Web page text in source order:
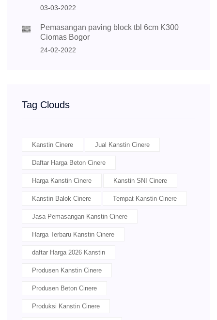
03-03-2022
Pemasangan paving block tbl 6cm K300
Ciomas Bogor
24-02-2022
Tag Clouds
Kanstin Cinere Jual Kanstin Cinere
Daftar Harga Beton Cinere
Harga Kanstin Cinere Kanstin SNI Cinere
Kanstin Balok Cinere Tempat Kanstin Cinere
Jasa Pemasangan Kanstin Cinere
Harga Terbaru Kanstin Cinere
daftar Harga 2026 Kanstin
Produsen Kanstin Cinere
Produsen Beton Cinere
Produksi Kanstin Cinere